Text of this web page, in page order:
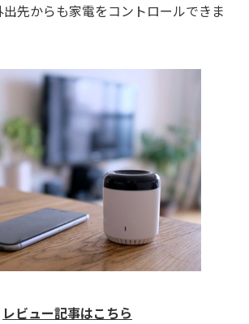
先からも家電をコントロールできま
レビュー記事はこちら